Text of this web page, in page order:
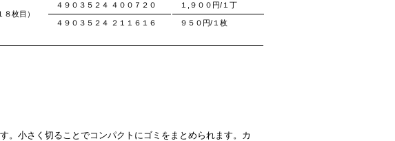
８枚目）
４９０３５２４ ４００７２０ １,９００円/１丁
４９０３５２４ ２１１６１６ ９５０円/１枚
。小さく切ることでコンパクトにゴミをまとめられます。カ